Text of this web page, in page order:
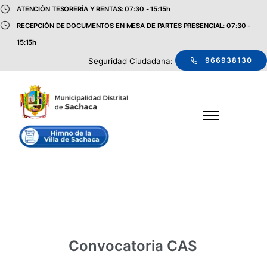
ATENCIÓN TESORERÍA Y RENTAS: 07:30 - 15:15h
RECEPCIÓN DE DOCUMENTOS EN MESA DE PARTES PRESENCIAL: 07:30 -
15:15h
Seguridad Ciudadana: 966938130
Convocatoria CAS